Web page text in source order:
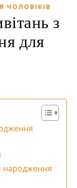
ЧОЛОВІКІВ
з
для
народження